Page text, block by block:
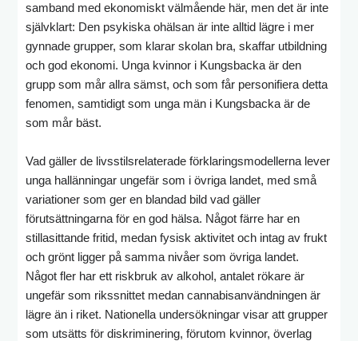
samband med ekonomiskt välmående här, men det är inte
självklart: Den psykiska ohälsan är inte alltid lägre i mer
gynnade grupper, som klarar skolan bra, skaffar utbildning
och god ekonomi. Unga kvinnor i Kungsbacka är den
grupp som mår allra sämst, och som får personifiera detta
fenomen, samtidigt som unga män i Kungsbacka är de
som mår bäst.
Vad gäller de livsstilsrelaterade förklaringsmodellerna lever
unga hallänningar ungefär som i övriga landet, med små
variationer som ger en blandad bild vad gäller
förutsättningarna för en god hälsa. Något färre har en
stillasittande fritid, medan fysisk aktivitet och intag av frukt
och grönt ligger på samma nivåer som övriga landet.
Något fler har ett riskbruk av alkohol, antalet rökare är
ungefär som rikssnittet medan cannabisanvändningen är
lägre än i riket. Nationella undersökningar visar att grupper
som utsätts för diskriminering, förutom kvinnor, överlag